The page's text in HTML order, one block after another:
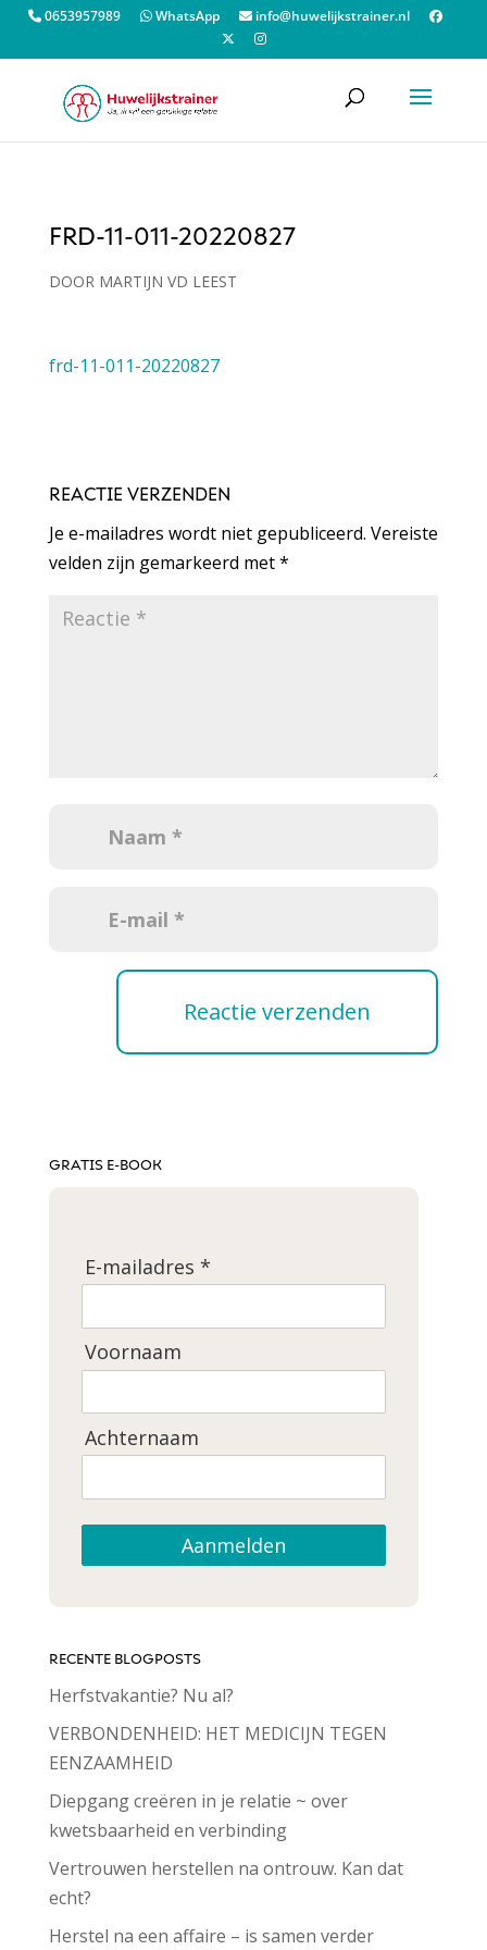
0653957989 WhatsApp info@huwelijkstrainer.nl
FRD-11-011-20220827
DOOR MARTIJN VD LEEST
frd-11-011-20220827
REACTIE VERZENDEN
Je e-mailadres wordt niet gepubliceerd. Vereiste
velden zijn gemarkeerd met*
GRATIS E-BOOK
E-mailadres *
Voornaam
Achternaam
Aanmelden
RECENTE BLOGPOSTS
Herfstvakantie? Nu al?
VERBONDENHEID: HET MEDICIJN TEGEN
EENZAAMHEID
Diepgang creëren in je relatie ~ over
kwetsbaarheid en verbinding
Vertrouwen herstellen na ontrouw. Kan dat
echt?
Herstel na een affaire – is samen verder